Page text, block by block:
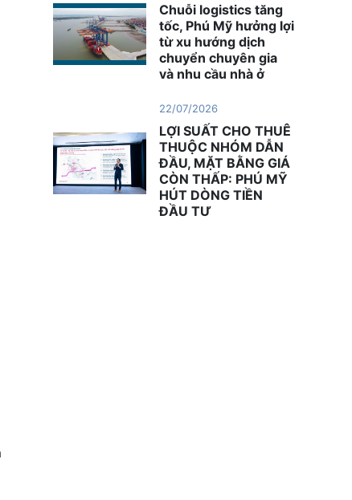
Chuỗi logistics tăng
tốc, Phú Mỹ hưởng lợi
từ xu hướng dịch
chuyển chuyên gia
và nhu cầu nhà ở
22/07/2026
LỢI SUẤT CHO THUÊ
THUỘC NHÓM DẪN
ĐẦU, MẶT BẰNG GIÁ
CÒN THẤP: PHÚ MỸ
HÚT DÒNG TIỀN
ĐẦU TƯ